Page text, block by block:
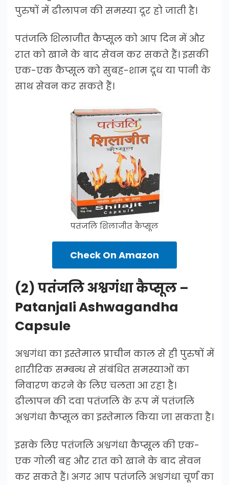
पुरुषों में ढीलापन की समस्या दूर हो जाती है।
पतंजलि शिलाजीत कैप्सूल को आप दिन में और
रात को खाने के बाद सेवन कर सकते हैं। इसकी
एक-एक कैप्सूल को सुबह-शाम दूध या पानी के
साथ सेवन कर सकते हैं।
पतंजलि शिलाजीत कैप्सूल
Check On Amazon
(2) पतंजलि अश्वगंधा कैप्सूल –
Patanjali Ashwagandha
Capsule
अश्वगंधा का इस्तेमाल प्राचीन काल से ही पुरुषों में
शारीरिक सम्बन्ध से संबंधित समस्याओं का
निवारण करने के लिए चलता आ रहा है।
ढीलापन की दवा पतंजलि के रूप में पतंजलि
अश्वगंधा कैप्सूल का इस्तेमाल किया जा सकता है।
इसके लिए पतंजलि अश्वगंधा कैप्सूल की एक-
एक गोली बह और रात को खाने के बाद सेवन
कर सकते हैं। अगर आप पतंजलि अश्वगंधा चूर्ण का